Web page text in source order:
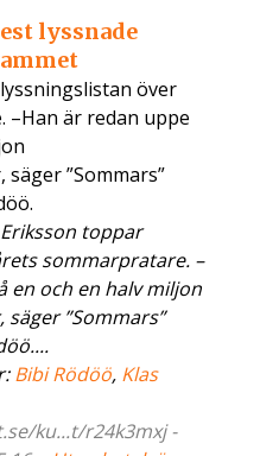
lyssnade
över
–Han är redan uppe
”Sommars”
toppar
sommarpratare. –
en och en halv miljon
”Sommars”
Bibi Rödöö, Klas
ku...t/r24k3mxj -